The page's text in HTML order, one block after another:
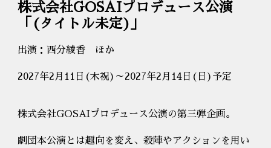
株式会社GOSAIプロデュース公演
「 (タイトル未定)
出演：西分綾香 ほか
2027年2月 11 日(木祝)～2027年2月 14 日(日)予定
株式会社GOSAIプロデュース公演の第三弾企画。
劇団本公演とは趣向を変え、殺陣やアクションを用い